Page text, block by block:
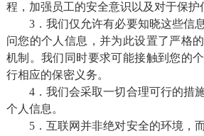
程，加强员工的安全意识以及对于保护
3．我们仅允许有必要知晓这些信
问您的个人信息，并为此设置了严格
机制。我们同时要求可能接触到您的
行相应的保密义务。
4．我们会采取一切合理可行的措
个人信息。
5．互联网并非绝对安全的环境，